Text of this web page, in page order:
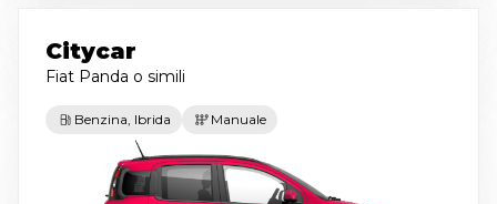
Citycar
Fiat Panda o simili
Benzina, Ibrida Manuale